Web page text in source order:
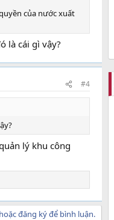
của nước xuất
là cái gì vậy?
#4
lý khu công
đăng ký để bình luận.